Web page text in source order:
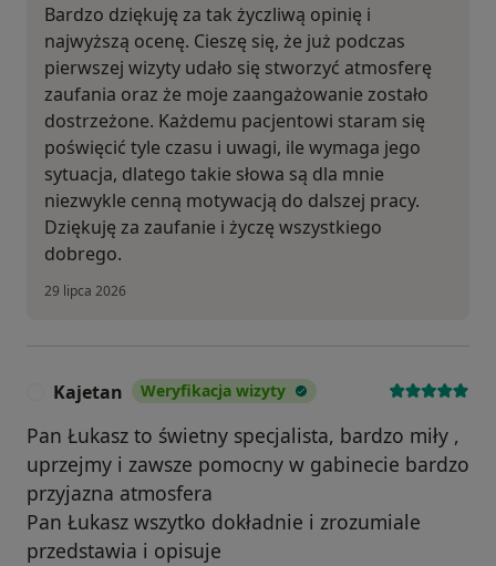
Bardzo dziękuję za tak życzliwą opinię i
najwyższą ocenę. Cieszę się, że już podczas
pierwszej wizyty udało się stworzyć atmosferę
zaufania oraz że moje zaangażowanie zostało
dostrzeżone. Każdemu pacjentowi staram się
poświęcić tyle czasu i uwagi, ile wymaga jego
sytuacja, dlatego takie słowa są dla mnie
niezwykle cenną motywacją do dalszej pracy.
Dziękuję za zaufanie i życzę wszystkiego
dobrego.
29 lipca 2026
Kajetan Weryfikacja wizyty
Pan Łukasz to świetny specjalista, bardzo miły ,
uprzejmy i zawsze pomocny w gabinecie bardzo
przyjazna atmosfera
Pan Łukasz wszytko dokładnie i zrozumiale
przedstawia i opisuje